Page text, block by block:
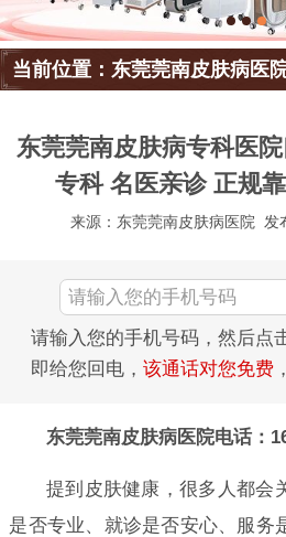
当前位置：东莞莞南皮肤病医
东莞莞南皮肤病专科医
专科 名医亲诊 正规
来源：东莞莞南皮肤病医院 发
请输入您的手机号码，然后点
即给您回电， 该通话对您免费
东莞莞南皮肤病医院电话：
提到皮肤健康，很多人都会
是否专业、就诊是否安心、服务